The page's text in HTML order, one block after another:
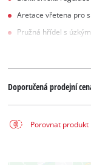
Aretace vřetena pro
Pružná hřídel s
Doporučená prodejní
Porovnat produkt